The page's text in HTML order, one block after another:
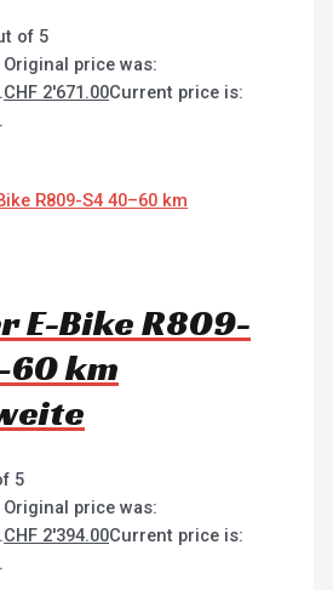
of 5
Original price was:
CHF 2'671.00Current price is:
E-Bike R809-
km
5
Original price was:
CHF 2'394.00Current price is: